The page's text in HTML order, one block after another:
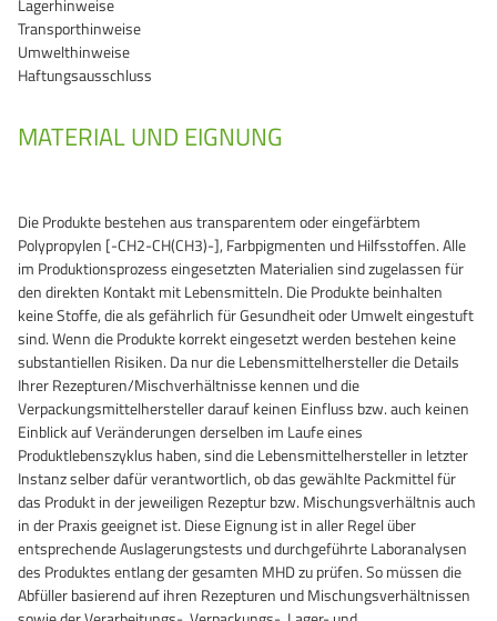
Lagerhinweise
Transporthinweise
Umwelthinweise
Haftungsausschluss
MATERIAL UND EIGNUNG
Die Produkte bestehen aus transparentem oder eingefärbtem
Polypropylen [-CH2-CH(CH3)-], Farbpigmenten und Hilfsstoffen. Alle
im Produktionsprozess eingesetzten Materialien sind zugelassen für
den direkten Kontakt mit Lebensmitteln. Die Produkte beinhalten
keine Stoffe, die als gefährlich für Gesundheit oder Umwelt eingestuft
sind. Wenn die Produkte korrekt eingesetzt werden bestehen keine
substantiellen Risiken. Da nur die Lebensmittelhersteller die Details
Ihrer Rezepturen/Mischverhältnisse kennen und die
Verpackungsmittelhersteller darauf keinen Einfluss bzw. auch keinen
Einblick auf Veränderungen derselben im Laufe eines
Produktlebenszyklus haben, sind die Lebensmittelhersteller in letzter
Instanz selber dafür verantwortlich, ob das gewählte Packmittel für
das Produkt in der jeweiligen Rezeptur bzw. Mischungsverhältnis auch
in der Praxis geeignet ist. Diese Eignung ist in aller Regel über
entsprechende Auslagerungstests und durchgeführte Laboranalysen
des Produktes entlang der gesamten MHD zu prüfen. So müssen die
Abfüller basierend auf ihren Rezepturen und Mischungsverhältnissen